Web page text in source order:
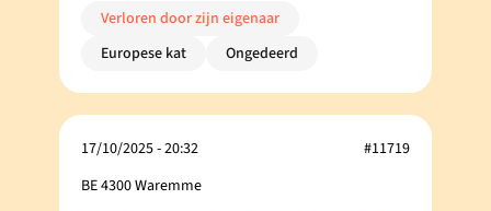
Verloren door zijn eigenaar
Europese kat
Ongedeerd
17/10/2025 - 20:32
BE 4300 Waremme
#11719